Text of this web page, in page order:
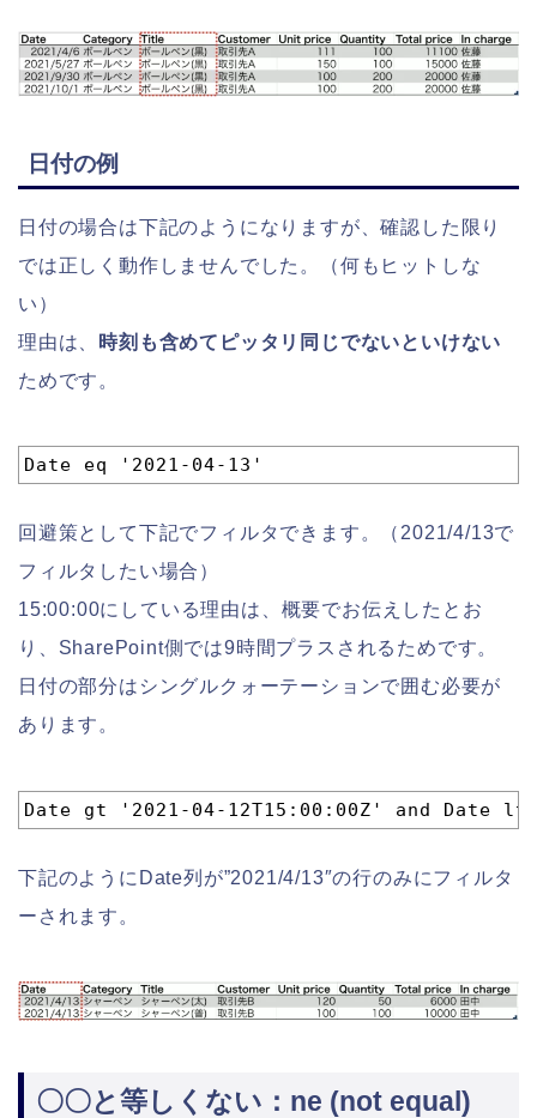
日付の例
日付の場合は下記のようになりますが、確認した限り
では正しく動作しませんでした。（何もヒットしな
い）
理由は、
時刻も含めてピッタリ同じでないといけない
ためです。
Date eq '2021-04-13'
回避策として下記でフィルタできます。（2021/4/13で
フィルタしたい場合）
15:00:00にしている理由は、概要でお伝えしたとお
り、SharePoint側では9時間プラスされるためです。
日付の部分はシングルクォーテーションで囲む必要が
あります。
Date gt '2021-04-12T15:00:00Z' and Date lt
下記のようにDate列が”2021/4/13″の行のみにフィルタ
ーされます。
〇〇と等しくない：ne (not equal)